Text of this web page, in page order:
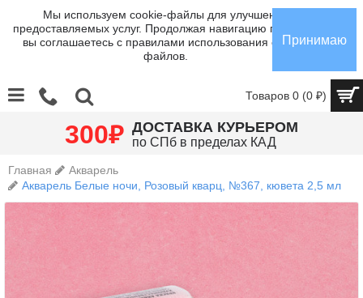
Мы используем cookie-файлы для улучшения
предоставляемых услуг. Продолжая навигацию по сайту,
вы соглашаетесь с правилами использования cookie-
файлов.
Принимаю
Товаров 0 (0 ₽)
300₽ ДОСТАВКА КУРЬЕРОМ
по СПб в пределах КАД
Главная
Акварель
Акварель Белые ночи, Розовый кварц, №367, кювета 2,5 мл